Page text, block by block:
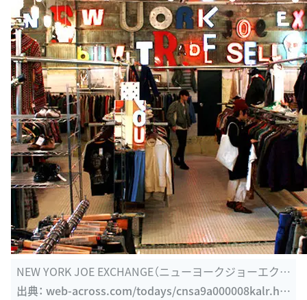
NEW YORK JOE EXCHANGE（ニューヨークジョーエクス
チェンジ ...
出典： web-across.com/todays/cnsa9a000008kalr.ht